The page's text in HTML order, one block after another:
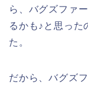
ら、バグズファ
るかも♪と思った
た。
だから、バグズ